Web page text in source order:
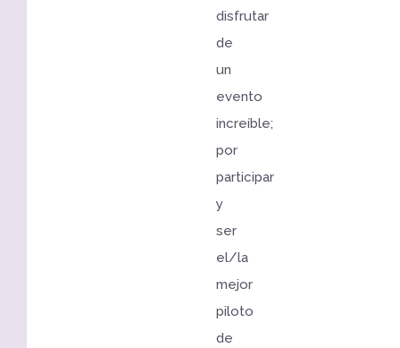
disfrutar
de
un
evento
increíble;
por
participar
y
ser
el/la
mejor
piloto
de